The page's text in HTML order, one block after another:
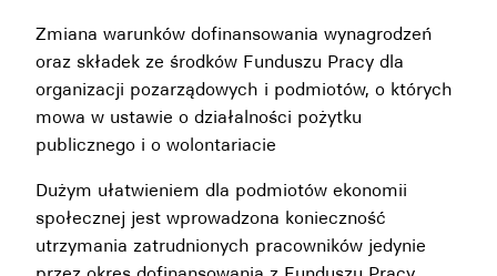
Zmiana warunków dofinansowania wynagrodzeń
oraz składek ze środków Funduszu Pracy dla
organizacji pozarządowych i podmiotów, o których
mowa w ustawie o działalności pożytku
publicznego i o wolontariacie
Dużym ułatwieniem dla podmiotów ekonomii
społecznej jest wprowadzona konieczność
utrzymania zatrudnionych pracowników jedynie